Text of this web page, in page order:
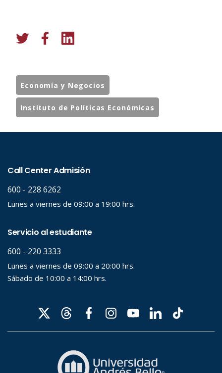
Economía y Negocios
Instituto de Políticas Económicas